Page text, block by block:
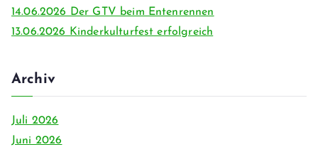
14.06.2026 Der GTV beim Entenrennen
13.06.2026 Kinderkulturfest erfolgreich
Archiv
Juli 2026
Juni 2026